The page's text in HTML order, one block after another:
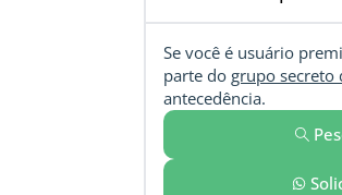
Se você é usuário
parte do grupo secreto
antecedência.